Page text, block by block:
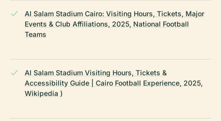
Al Salam Stadium Cairo: Visiting Hours, Tickets, Major
Events & Club Affiliations, 2025, National Football
Teams
Al Salam Stadium Visiting Hours, Tickets &
Accessibility Guide | Cairo Football Experience, 2025,
Wikipedia )